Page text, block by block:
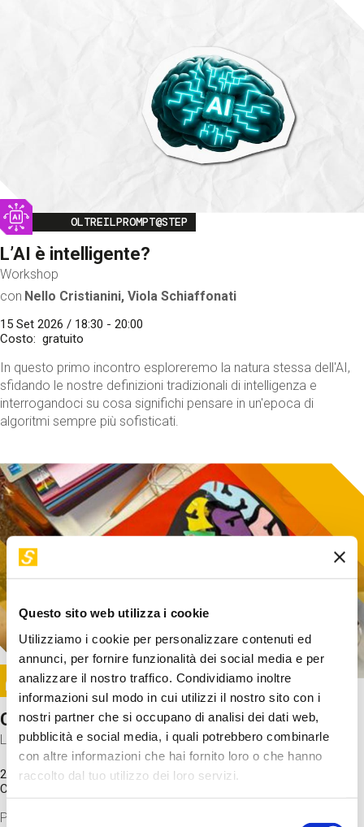
Questo sito web utilizza i cookie
Utilizziamo i cookie per personalizzare contenuti ed
annunci, per fornire funzionalità dei social media e per
analizzare il nostro traffico. Condividiamo inoltre
informazioni sul modo in cui utilizzi il nostro sito con i
nostri partner che si occupano di analisi dei dati web,
pubblicità e social media, i quali potrebbero combinarle
con altre informazioni che hai fornito loro o che hanno
raccolto dal tuo utilizzo dei loro servizi.
Selezione
Image
OLTREILPROMPT@STEP
L’AI è intelligente?
Workshop
con Nello Cristianini, Viola Schiaffonati
15 Set 2026 / 18:30 - 20:00
Costo
gratuito
In questo primo incontro esploreremo la natura stessa dell'AI,
sfidando le nostre definizioni tradizionali di intelligenza e
interrogandoci su cosa significhi pensare in un'epoca di
algoritmi sempre più sofisticati.
Image
SUNDAY@STEP
Come funziona il cervello?
Laboratorio
20 Set 2026 / 11:15 - 13:00
Costo
Proveremo a costruire un cervello in cartoncino cercando di